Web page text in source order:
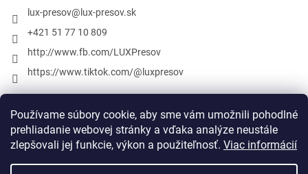
Používame súbory cookie, aby sme vám umožnili pohodlné
prehliadanie webovej stránky a vďaka analýze neustále
zlepšovali jej funkcie, výkon a použiteľnosť. Viac informácií
lux-presov@ lux-presov.sk
+421 51 77 10 809
http://www.fb.com/LUXPresov
https://www.tiktok.com/@luxpresov